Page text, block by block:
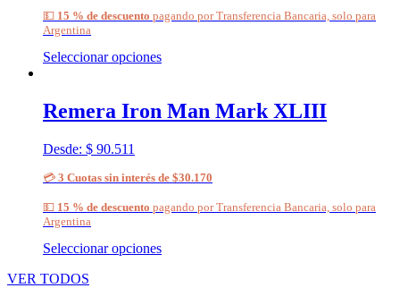
💵 15 % de descuento pagando por Transferencia Bancaria, solo para
Argentina
Seleccionar opciones
Remera Iron Man Mark XLIII
Desde: $ 90.511
💳 3 Cuotas sin interés de $30.170
💵 15 % de descuento pagando por Transferencia Bancaria, solo para
Argentina
Seleccionar opciones
VER TODOS